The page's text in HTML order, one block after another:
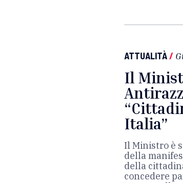
ATTUALITÀ/
Il
Italia”
Il Ministro è
della
della
concedere